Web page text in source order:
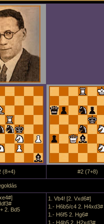
(8+4) #2 (7+8)
2. Bd5
1. Vb4! [2. Vxd6#]
1.- H6b5/c4 2. H4xd3#
1.- H6f5 2. Hg6#
1.- H4b5 2. H2xd3#